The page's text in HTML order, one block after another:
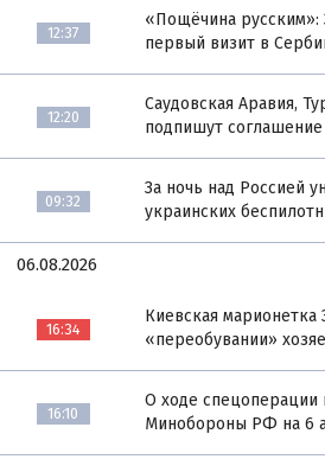
12:37
«Пощёчина
первый визит в
12:20
Саудовская Аравия,
подпишут
09:32
За ночь над Россией
украинских
06.08.2026
16:34
Киевская марионетка
«переобувании»
16:10
О ходе спецоперации
Минобороны РФ на 6